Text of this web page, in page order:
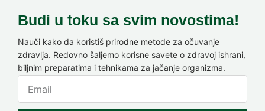
Budi u toku sa svim novostima!
Nauči kako da koristiš prirodne metode za očuvanje
zdravlja. Redovno šaljemo korisne savete o zdravoj ishrani,
biljnim preparatima i tehnikama za jačanje organizma.